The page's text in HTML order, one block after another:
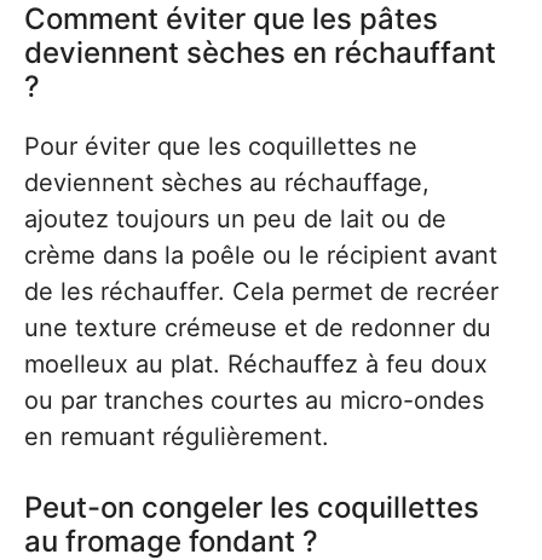
Comment éviter que les pâtes
deviennent sèches en réchauffant
?
Pour éviter que les coquillettes ne
deviennent sèches au réchauffage,
ajoutez toujours un peu de lait ou de
crème dans la poêle ou le récipient avant
de les réchauffer. Cela permet de recréer
une texture crémeuse et de redonner du
moelleux au plat. Réchauffez à feu doux
ou par tranches courtes au micro-ondes
en remuant régulièrement.
Peut-on congeler les coquillettes
au fromage fondant ?